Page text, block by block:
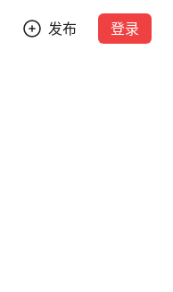
发布 登录